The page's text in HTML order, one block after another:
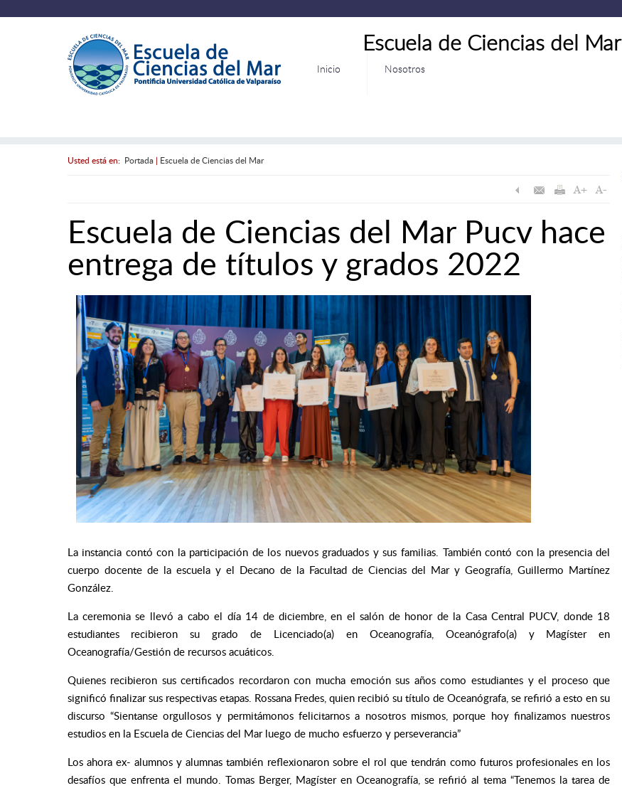
Escuela de Ciencias del Mar
Inicio Nosotros
Usted está en: Portada| Escuela de Ciencias del Mar
Escuela de Ciencias del Mar Pucv hace
entrega de títulos y grados 2022
La instancia contó con la participación de los nuevos graduados y sus familias. También contó con la presencia del
cuerpo docente de la escuela y el Decano de la Facultad de Ciencias del Mar y Geografía, Guillermo Martínez
González.
La ceremonia se llevó a cabo el día 14 de diciembre, en el salón de honor de la Casa Central PUCV, donde 18
estudiantes recibieron su grado de Licenciado(a) en Oceanografía, Oceanógrafo(a) y Magíster en
Oceanografía/Gestión de recursos acuáticos.
Quienes recibieron sus certificados recordaron con mucha emoción sus años como estudiantes y el proceso que
significó finalizar sus respectivas etapas. Rossana Fredes, quien recibió su título de Oceanógrafa, se refirió a esto en su
discurso “Sientanse orgullosos y permitámonos felicitarnos a nosotros mismos, porque hoy finalizamos nuestros
estudios en la Escuela de Ciencias del Mar luego de mucho esfuerzo y perseverancia”
Los ahora ex- alumnos y alumnas también reflexionaron sobre el rol que tendrán como futuros profesionales en los
desafíos que enfrenta el mundo. Tomas Berger, Magíster en Oceanografía, se refirió al tema “Tenemos la tarea de